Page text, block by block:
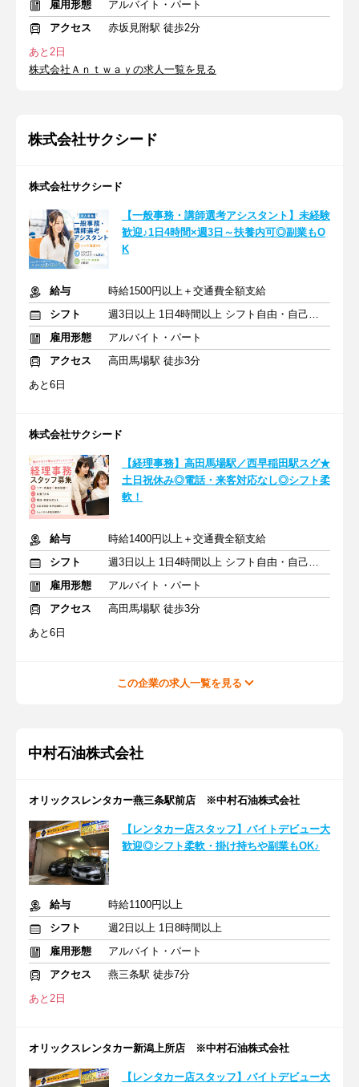
雇用形態
アルバイト・パート
アクセス
赤坂見附駅 徒歩2分
あと2日
株式会社Ａｎｔｗａｙの求人一覧を見る
株式会社サクシード
株式会社サクシード
【一般事務・講師選考アシスタント】未経験
歓迎♪1日4時間×週3日～扶養内可◎副業もO
K
給与
時給1500円以上＋交通費全額支給
シフト
週3日以上 1日4時間以上 シフト自由・自己申告
雇用形態
アルバイト・パート
アクセス
高田馬場駅 徒歩3分
あと6日
株式会社サクシード
【経理事務】高田馬場駅／西早稲田駅スグ★
土日祝休み◎電話・来客対応なし◎シフト柔
軟！
給与
時給1400円以上＋交通費全額支給
シフト
週3日以上 1日4時間以上 シフト自由・自己申告
雇用形態
アルバイト・パート
アクセス
高田馬場駅 徒歩3分
あと6日
この企業の求人一覧を見る
中村石油株式会社
オリックスレンタカー燕三条駅前店 ※中村石油株式会社
【レンタカー店スタッフ】バイトデビュー大
歓迎◎シフト柔軟・掛け持ちや副業もOK♪
給与
時給1100円以上
シフト
週2日以上 1日8時間以上
雇用形態
アルバイト・パート
アクセス
燕三条駅 徒歩7分
あと2日
オリックスレンタカー新潟上所店 ※中村石油株式会社
【レンタカー店スタッフ】バイトデビュー大